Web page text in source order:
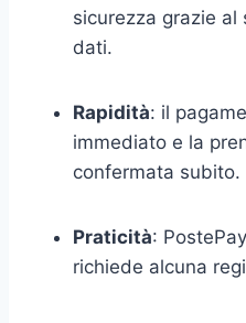
sicurezza grazie
dati.
Rapidità: il
immediato e la
confermata subito.
Praticità:
richiede alcuna